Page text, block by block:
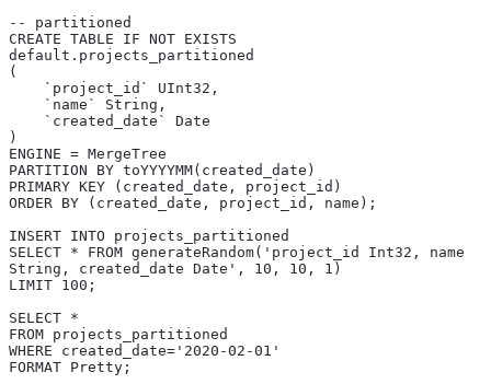
-- partitioned
CREATE TABLE IF NOT EXISTS
default.projects_partitioned
(
    `project_id` UInt32,
    `name` String,
    `created_date` Date
)
ENGINE = MergeTree
PARTITION BY toYYYYMM(created_date)
PRIMARY KEY (created_date, project_id)
ORDER BY (created_date, project_id, name);
INSERT INTO projects_partitioned
SELECT * FROM generateRandom('project_id Int32, name
String, created_date Date', 10, 10, 1)
LIMIT 100;
SELECT *
FROM projects_partitioned
WHERE created_date='2020-02-01'
FORMAT Pretty;